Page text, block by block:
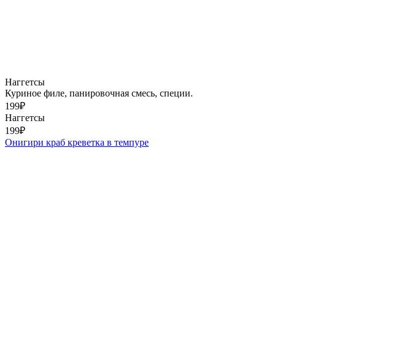
Наггетсы
Куриное филе, панировочная смесь, специи.
199₽
Наггетсы
199₽
Онигири краб креветка в темпуре